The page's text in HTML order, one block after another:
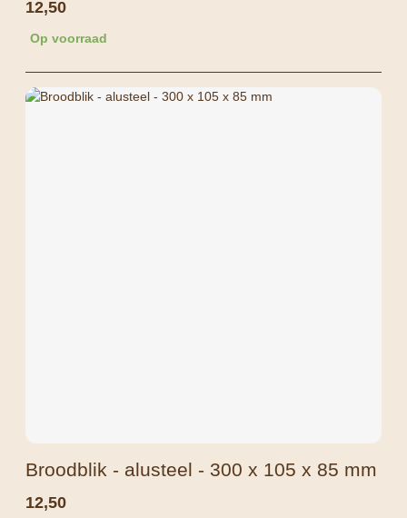
12,50
Op voorraad
Broodblik - alusteel - 300 x 105 x 85 mm
12,50